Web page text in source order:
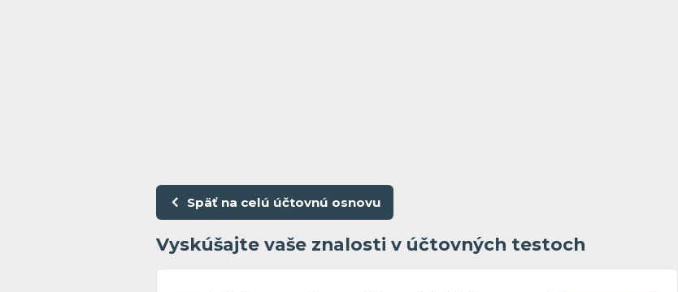
Späť na celú účtovnú osnovu
Vyskúšajte vaše znalosti v účtovných testoch